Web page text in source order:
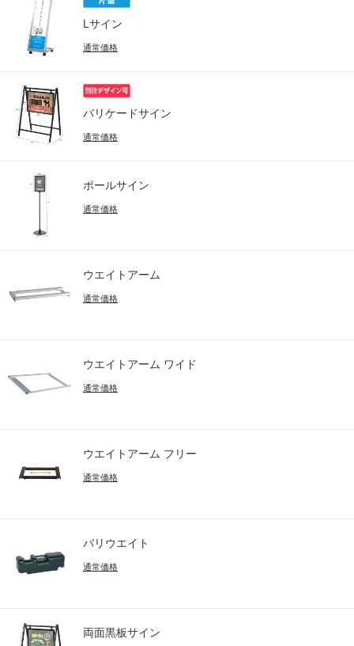
Lサイン
通常価格
バリケードサイン
通常価格
ポールサイン
通常価格
ウエイトアーム
通常価格
ウエイトアーム ワイド
通常価格
ウエイトアーム フリー
通常価格
バリウエイト
通常価格
両面黒板サイン